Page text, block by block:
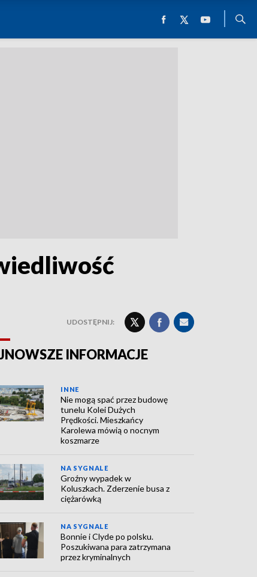
UDOSTĘPNIJ:
INFORMACJE
INNE
Nie mogą spać przez budowę
tunelu Kolei Dużych
Prędkości. Mieszkańcy
Karolewa mówią o nocnym
koszmarze
NA SYGNALE
Groźny wypadek w
Koluszkach. Zderzenie busa z
ciężarówką
NA SYGNALE
Bonnie i Clyde po polsku.
Poszukiwana para zatrzymana
przez kryminalnych